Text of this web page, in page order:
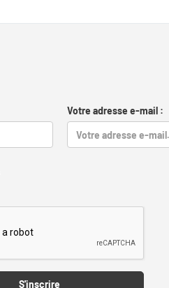
Votre adresse e-mail :
S'inscrire